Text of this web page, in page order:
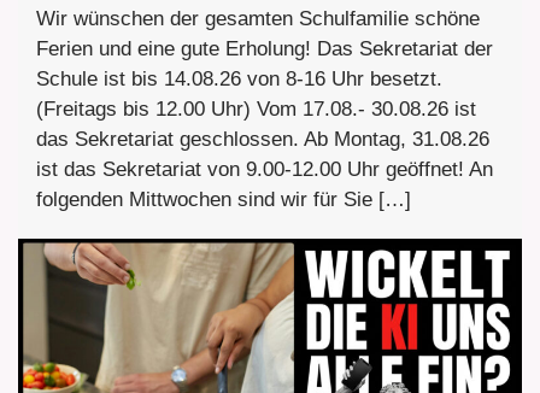
Wir wünschen der gesamten Schulfamilie schöne
Ferien und eine gute Erholung! Das Sekretariat der
Schule ist bis 14.08.26 von 8-16 Uhr besetzt.
(Freitags bis 12.00 Uhr) Vom 17.08.- 30.08.26 ist
das Sekretariat geschlossen. Ab Montag, 31.08.26
ist das Sekretariat von 9.00-12.00 Uhr geöffnet! An
folgenden Mittwochen sind wir für Sie […]